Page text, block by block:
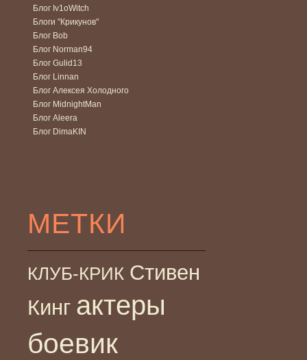
Блог Iv1oWitch
Блоги "Крикунов"
Блог Bob
Блог Norman94
Блог Gulid13
Блог Linnan
Блог Алексея Холодного
Блог MidnightMan
Блог Aleera
Блог DimaKIN
МЕТКИ
КЛУБ-КРИК Стивен
Кинг актеры
боевик